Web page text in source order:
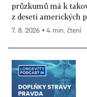
průzkumů má k
z deseti amerických
7. 8. 2026 ▪ 4 min. čtení